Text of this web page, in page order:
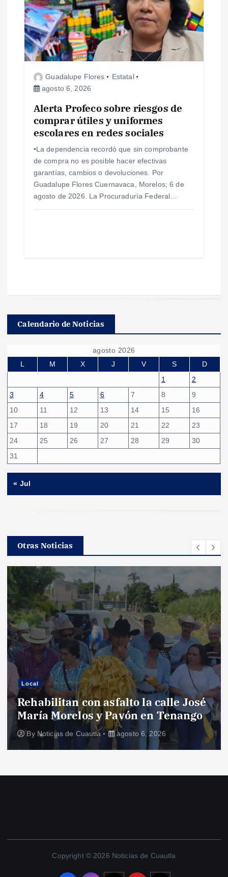
Guadalupe Flores
Estatal
agosto 6, 2026
Alerta Profeco sobre riesgos de
comprar útiles y uniformes
escolares en redes sociales
•La dependencia recordó que sin comprobante
de compra no es posible hacer efectivas
garantías, cambios o devoluciones. Por
Guadalupe Flores Cuernavaca, Morelos; 6 de
agosto de 2026. La Procuraduría Federal…
Calendario de Noticias
agosto 2026
L
M X J V S
D
1
2
3
4 5 6 7 8
9
10
11 12 13 14 15
16
17
18 19 20 21 22
23
24
25 26 27 28 29
30
31
« Jul
Otras Noticias
Local
Rehabilitan con asfalto la calle José
María Morelos y Pavón en Tenango
By Noticias de Cuautla agosto 6, 2026
Copyright © 2026 Noticias de Cuautla